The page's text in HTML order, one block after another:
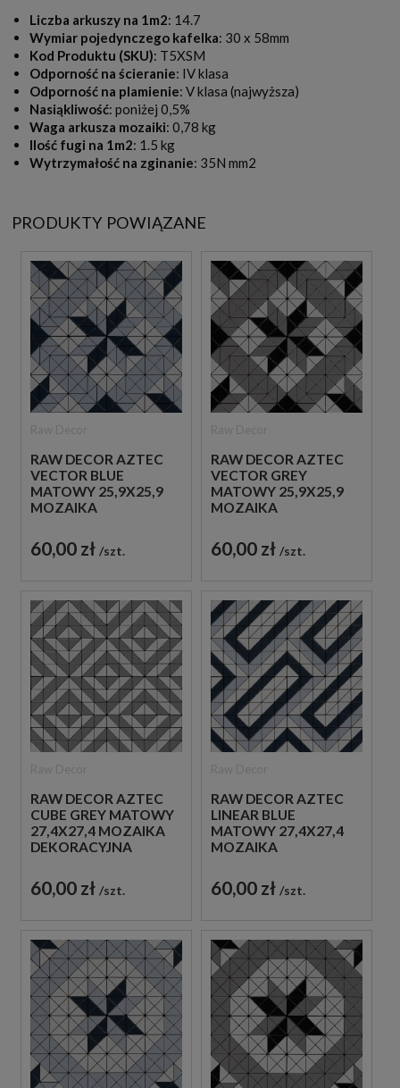
Liczba arkuszy na 1m2: 14.7
Wymiar pojedynczego kafelka: 30 x 58mm
Kod Produktu (SKU): T5XSM
Odporność na ścieranie: IV klasa
Odporność na plamienie: V klasa (najwyższa)
Nasiąkliwość: poniżej 0,5%
Waga arkusza mozaiki: 0,78 kg
Ilość fugi na 1m2: 1.5 kg
Wytrzymałość na zginanie: 35N mm2
PRODUKTY POWIĄZANE
RAW DECOR AZTEC
VECTOR BLUE
MATOWY 25,9X25,9
MOZAIKA
60,00 zł szt.
RAW DECOR AZTEC
VECTOR GREY
MATOWY 25,9X25,9
MOZAIKA
60,00 zł szt.
RAW DECOR AZTEC
CUBE GREY MATOWY
27,4X27,4 MOZAIKA
DEKORACYJNA
60,00 zł szt.
RAW DECOR AZTEC
LINEAR BLUE
MATOWY 27,4X27,4
MOZAIKA
60,00 zł szt.